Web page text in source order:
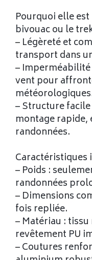
Pourquoi elle
bivouac ou le
– Légèreté et
transport dans
–
vent pour
– Structure
montage rapide,
randonnées.
Caractéristiques
– Poids :
randonnées
– Dimensions
fois repliée.
– Matériau :
revêtement PU
– Coutures